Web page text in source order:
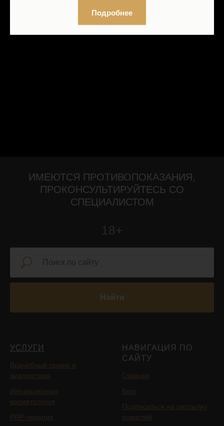
ИМЕЮТСЯ ПРОТИВОПОКАЗАНИЯ,
ПРОКОНСУЛЬТИРУЙТЕСЬ СО
СПЕЦИАЛИСТОМ
18+
Найти
УСЛУГИ
Врачебный прием и
диагностика
Инъекционная
косметология
PRP-терапия
НАВИГАЦИЯ ПО
САЙТУ
Главная
Блог
Подписаться на рассылку
новостей
Подробнее